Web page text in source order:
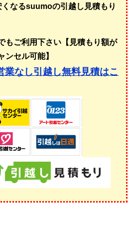
なるsuumoの引越し見積もり
もご利用下さい【見積もり額が
ンセル可能】
業なし引越し無料見積はこ